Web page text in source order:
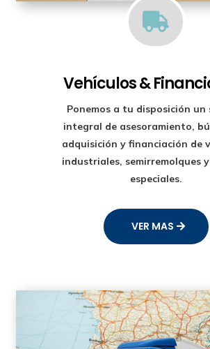

Vehículos &
Ponemos a tu disposición un
integral de asesoramiento,
adquisición y financiación de
industriales, semirremolques
especiales.
VER MAS